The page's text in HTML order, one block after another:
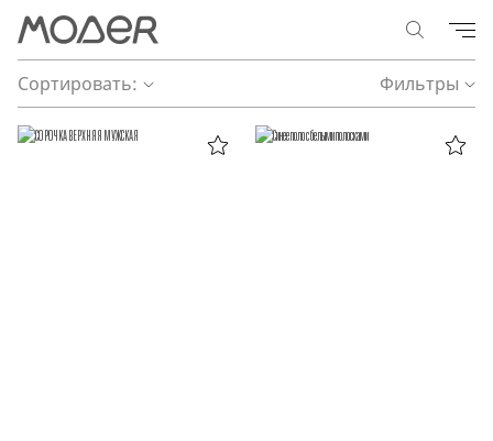
Сортировать: Фильтры